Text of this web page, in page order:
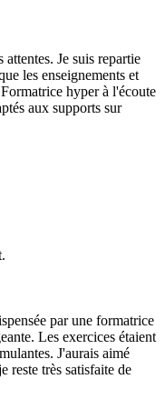
Je suis repartie
les enseignements et
hyper à l'écoute
aux supports sur
par une formatrice
Les exercices étaient
J'aurais aimé
reste très satisfaite de